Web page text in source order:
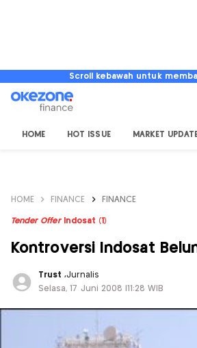
Scroll kebawah untuk
HOME HOT ISSUE MARKET
HOME FINANCE FINANCE
Tender OfferIndosat (1)
Kontroversi Indosat
Trust,Jurnalis
Selasa, 17 Juni 2008 |11:28 WIB